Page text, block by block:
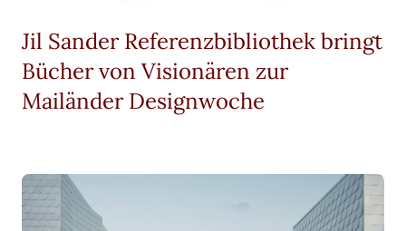
Jil Sander Referenzbibliothek bringt
Bücher von Visionären zur
Mailänder Designwoche